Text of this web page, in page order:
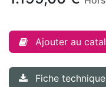
Ajouter au
Fiche technique